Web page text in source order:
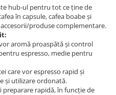
hub-ul pentru tot ce ține de
în capsule, cafea boabe și
accesorii/produse complementare.
aromă proaspătă și control
espresso, medie pentru
care vor espresso rapid și
și utilizare ordonată.
rapidă, în funcție de